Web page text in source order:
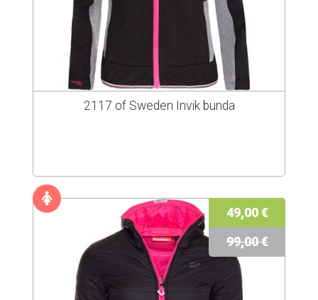
2117 of Sweden Invik bunda
49,00 €
99,00 €